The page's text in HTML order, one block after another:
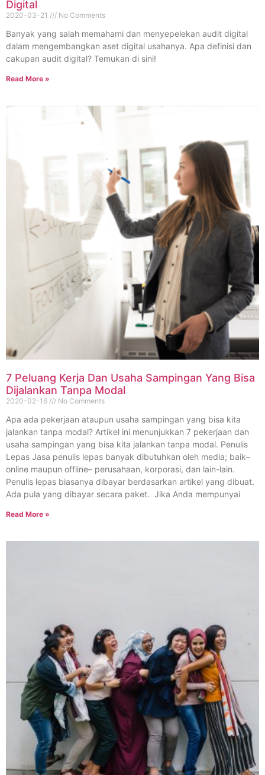
Digital
2020-03-21 No Comments
Banyak yang salah memahami dan menyepelekan audit digital
dalam mengembangkan aset digital usahanya. Apa definisi dan
cakupan audit digital? Temukan di sini!
Read More »
7 Peluang Kerja Dan Usaha Sampingan Yang Bisa
Dijalankan Tanpa Modal
2020-02-16 No Comments
Apa ada pekerjaan ataupun usaha sampingan yang bisa kita
jalankan tanpa modal? Artikel ini menunjukkan 7 pekerjaan dan
usaha sampingan yang bisa kita jalankan tanpa modal. Penulis
Lepas Jasa penulis lepas banyak dibutuhkan oleh media; baik–
online maupun offline– perusahaan, korporasi, dan lain-lain.
Penulis lepas biasanya dibayar berdasarkan artikel yang dibuat.
Ada pula yang dibayar secara paket. Jika Anda mempunyai
Read More »